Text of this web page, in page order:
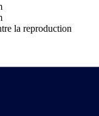
la reproduction